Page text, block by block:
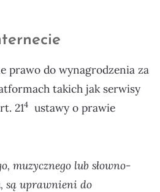
prawo do wynagrodzenia za
takich jak serwisy
214 ustawy o prawie
muzycznego lub słowno-
są uprawnieni do